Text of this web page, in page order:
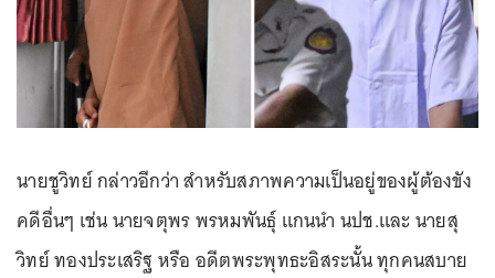
นายชูวิทย์ กล่าวอีกว่า สำหรับสภาพความเป็นอยู่ของผู้ต้องขัง
คดีอื่นๆ เช่น นายจตุพร พรหมพันธุ์ แกนนำ นปช.และ นายสุ
วิทย์ ทองประเสริฐ หรือ อดีตพระพุทธะอิสระนั้น ทุกคนสบาย